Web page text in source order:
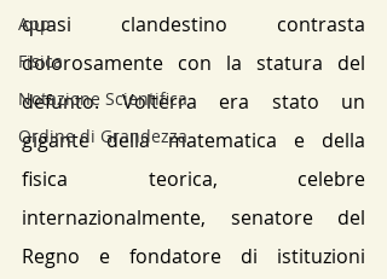
App
Fisica
Notazione Scientifica
Ordine di Grandezza
quasi clandestino contrasta
dolorosamente con la statura del
defunto. Volterra era stato un
gigante della matematica e della
fisica teorica, celebre
internazionalmente, senatore del
Regno e fondatore di istituzioni